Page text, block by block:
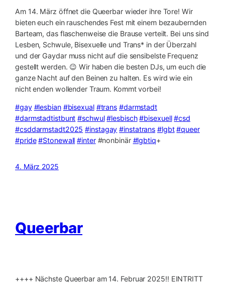
Am 14. März öffnet die Queerbar wieder ihre Tore! Wir
bieten euch ein rauschendes Fest mit einem bezaubernden
Barteam, das flaschenweise die Brause verteilt. Bei uns sind
Lesben, Schwule, Bisexuelle und Trans* in der Überzahl
und der Gaydar muss nicht auf die sensibelste Frequenz
gestellt werden. 😉 Wir haben die besten DJs, um euch die
ganze Nacht auf den Beinen zu halten. Es wird wie ein
nicht enden wollender Traum. Kommt vorbei!
#gay #lesbian #bisexual #trans #darmstadt
#darmstadtistbunt #schwul #lesbisch #bisexuell #csd
#csddarmstadt2025 #instagay #instatrans #lgbt #queer
#pride #Stonewall #inter#nonbinär #lgbtiq+
4. März 2025
Queerbar
++++ Nächste Queerbar am 14. Februar 2025‼️ EINTRITT